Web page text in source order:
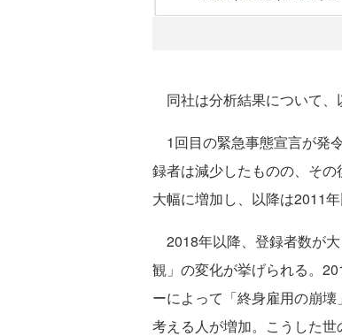
同社は分析結果について、
1回目の緊急事態宣言が発
録者は減少したものの、そ
大幅に増加し、以降は2011
2018年以降、登録者数が
観」の変化が挙げられる。
ーによって「終身雇用の崩
考える人が増加。こうした